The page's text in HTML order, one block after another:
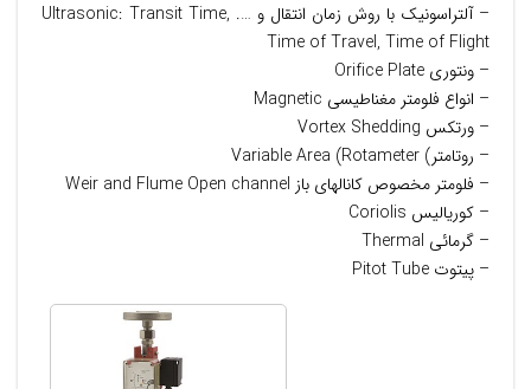
– آلتراسونیک با روش زمان انتقال و …. Ultrasonic: Transit Time,
Time of Travel, Time of Flight
– ونتوری Orifice Plate
– انواع فلومتر مغناطیسی Magnetic
– ورتکس Vortex Shedding
– روتامتر) Variable Area (Rotameter
– فلومتر مخصوص کانالهای باز Weir and Flume Open channel
– کوریالیس Coriolis
– گرمائی Thermal
– پیتوت Pitot Tube